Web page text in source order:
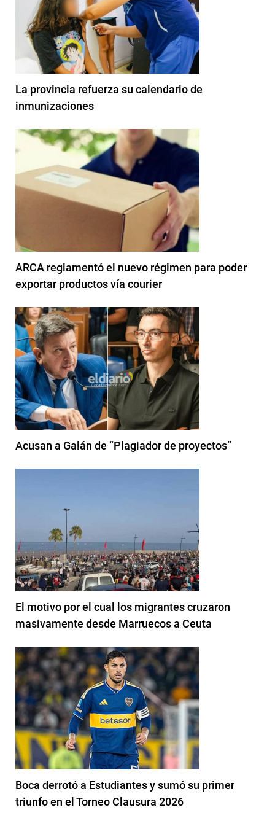
La provincia refuerza su calendario de
inmunizaciones
ARCA reglamentó el nuevo régimen para poder
exportar productos vía courier
Acusan a Galán de “Plagiador de proyectos”
El motivo por el cual los migrantes cruzaron
masivamente desde Marruecos a Ceuta
Boca derrotó a Estudiantes y sumó su primer
triunfo en el Torneo Clausura 2026